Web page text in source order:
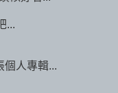
...
個人專輯...